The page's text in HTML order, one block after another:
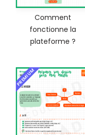
Comment
fonctionne la
plateforme ?
PREMIUM